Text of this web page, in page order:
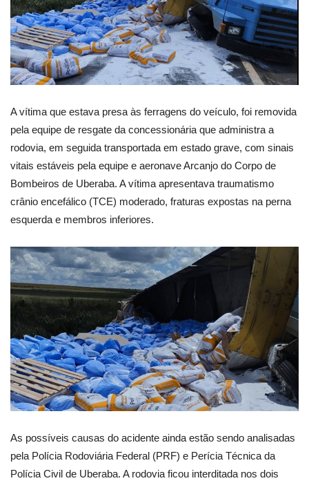
A vítima que estava presa às ferragens do veículo, foi removida
pela equipe de resgate da concessionária que administra a
rodovia, em seguida transportada em estado grave, com sinais
vitais estáveis pela equipe e aeronave Arcanjo do Corpo de
Bombeiros de Uberaba. A vítima apresentava traumatismo
crânio encefálico (TCE) moderado, fraturas expostas na perna
esquerda e membros inferiores.
As possíveis causas do acidente ainda estão sendo analisadas
pela Polícia Rodoviária Federal (PRF) e Perícia Técnica da
Polícia Civil de Uberaba. A rodovia ficou interditada nos dois